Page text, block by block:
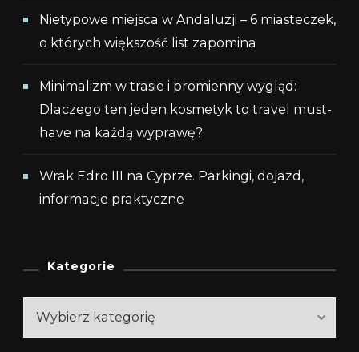
Nietypowe miejsca w Andaluzji – 6 miasteczek,
o których większość list zapomina
Minimalizm w trasie i promienny wygląd:
Dlaczego ten jeden kosmetyk to travel must-
have na każdą wyprawę?
Wrak Edro III na Cyprze. Parkingi, dojazd,
informacje praktyczne
Kategorie